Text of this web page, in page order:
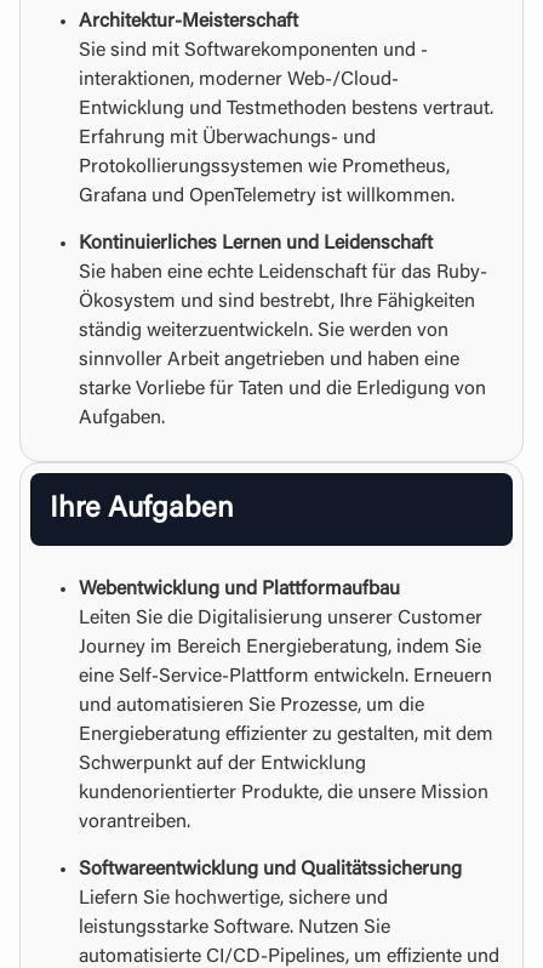
Architektur-Meisterschaft
Sie sind mit Softwarekomponenten und -
interaktionen, moderner Web-/Cloud-
Entwicklung und Testmethoden bestens vertraut.
Erfahrung mit Überwachungs- und
Protokollierungssystemen wie Prometheus,
Grafana und OpenTelemetry ist willkommen.
Kontinuierliches Lernen und Leidenschaft
Sie haben eine echte Leidenschaft für das Ruby-
Ökosystem und sind bestrebt, Ihre Fähigkeiten
ständig weiterzuentwickeln. Sie werden von
sinnvoller Arbeit angetrieben und haben eine
starke Vorliebe für Taten und die Erledigung von
Aufgaben.
Ihre Aufgaben
Webentwicklung und Plattformaufbau
Leiten Sie die Digitalisierung unserer Customer
Journey im Bereich Energieberatung, indem Sie
eine Self-Service-Plattform entwickeln. Erneuern
und automatisieren Sie Prozesse, um die
Energieberatung effizienter zu gestalten, mit dem
Schwerpunkt auf der Entwicklung
kundenorientierter Produkte, die unsere Mission
vorantreiben.
Softwareentwicklung und Qualitätssicherung
Liefern Sie hochwertige, sichere und
leistungsstarke Software. Nutzen Sie
automatisierte CI/CD-Pipelines, um effiziente und